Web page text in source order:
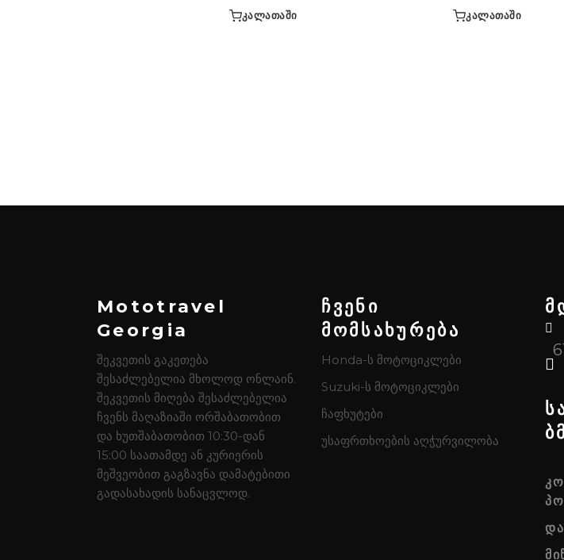
ᲙᲐᲚᲐᲗᲐᲨᲘ ᲙᲐᲚᲐᲗᲐᲨᲘ
Mototravel
Georgia
შეკვეთის გაკეთება
შესაძლებელია მხოლოდ ონლაინ.
შეკვეთის მიღება შესაძლებელია
ჩვენს მაღაზიაში ორშაბათობით
და ხუთშაბათობით 10:30-დან
15:00 საათამდე ან კურიერის
მეშვეობით გაგზავნა დამატებითი
გადასახადის სანაცვლოდ.
ჩვენი
მომსახურება
Honda-ს მოტოციკლები
Suzuki-ს მოტოციკლები
ჩაფხუტები
უსაფრთხოების აღჭურვილობა